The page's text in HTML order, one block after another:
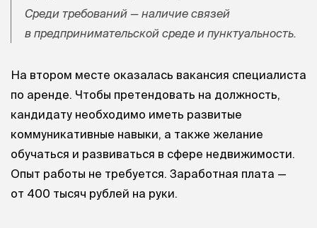
Среди требований — наличие связей
в предпринимательской среде и пунктуальность.
На втором месте оказалась вакансия специалиста
по аренде. Чтобы претендовать на должность,
кандидату необходимо иметь развитые
коммуникативные навыки, а также желание
обучаться и развиваться в сфере недвижимости.
Опыт работы не требуется. Заработная плата —
от 400 тысяч рублей на руки.